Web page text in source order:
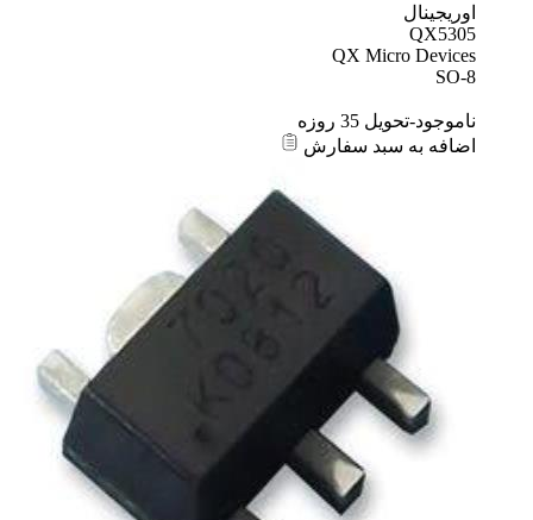
اوریجینال
QX5305
QX Micro Devices
SO-8
ناموجود-تحویل 35 روزه
اضافه به سبد سفارش